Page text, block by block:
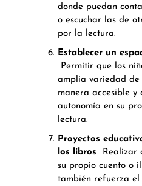
donde puedan
o escuchar las de
por la lectura.
Establecer un
Permitir que los
amplia variedad de
manera accesible
autonomía en su
lectura.
Proyectos
los libros
Realizar
su propio cuento o
también refuerza el